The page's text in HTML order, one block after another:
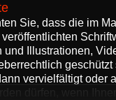
Sie, dass die im
und Illustrationen,
vervielfältigt oder